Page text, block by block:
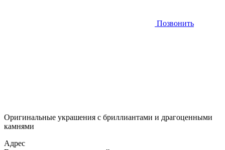
Позвонить
Оригинальные украшения с бриллиантами и драгоценными
камнями
Адрес